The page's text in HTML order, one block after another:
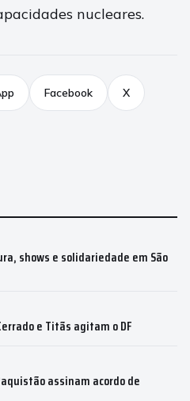
nucleares.
Facebook X
shows e solidariedade em São
e Titãs agitam o DF
assinam acordo de